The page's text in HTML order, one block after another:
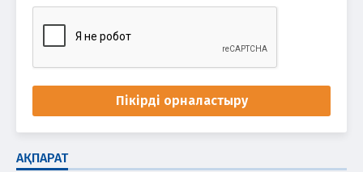
Пікірді орналастыру
АҚПАРАТ